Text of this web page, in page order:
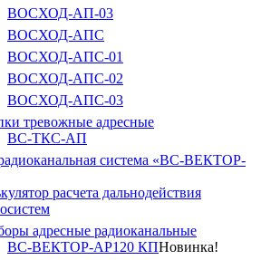
ВОСХОД-АП-03
ВОСХОД-АПС
ВОСХОД-АПС-01
ВОСХОД-АПС-02
ВОСХОД-АПС-03
тревожные адресные
ВС-ТКС-АП
система «ВС-ВЕКТОР-
расчета дальнодействия
адресные радиоканальные
ВС-ВЕКТОР-АР120 КПНовинка!